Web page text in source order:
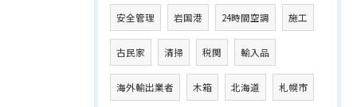
安全管理 岩国港 24時間空調 施工
古民家 清掃 税関 輸入品
海外輸出業者 木箱 北海道 札幌市